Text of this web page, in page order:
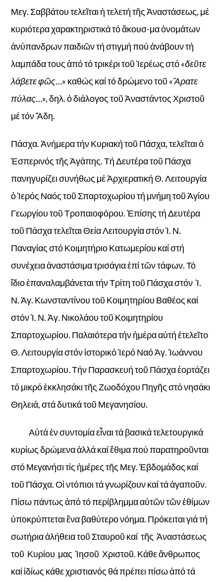
Μεγ. Σαββάτου τελεῖται ἡ τελετή τῆς Ἀναστάσεως, μέ
κυριότερα χαρακτηριστικά τό ἄκουσ-μα ὀνομάτων
ἀνύπανδρων παιδιῶν τή στιγμή πού ἀνάβουν τή
λαμπάδα τους ἀπό τό τρικέρι τοῦ Ἱερέως στό «δεῦτε
λάβετε φῶς…» καθώς καί τό δρώμενο τοῦ «Ἅρατε
πύλας…», δηλ. ὁ διάλογος τοῦ Ἀναστάντος Χριστοῦ
μέ τόν Ἄδη.
Πάσχα. Ἀνήμερα τήν Κυριακή τοῦ Πάσχα, τελεῖται ὁ
Ἐσπερινός τῆς Ἀγάπης. Τή Δευτέρα τοῦ Πάσχα
πανηγυρίζει συνήθως μέ Ἀρχιερατική Θ. Λειτουργία
ὁ Ἱερός Ναός τοῦ Σπαρτοχωρίου τή μνήμη τοῦ Ἁγίου
Γεωργίου τοῦ Τροπαιοφόρου. Ἐπίσης τή Δευτέρα
τοῦ Πάσχα τελεῖται Θεία Λειτουργία στόν Ἱ. Ν.
Παναγίας στό Κοιμητήριο Κατωμερίου καί στή
συνέχεια ἀναστάσιμα τρισάγια ἐπί τῶν τάφων. Τό
ἴδιο ἐπαναλαμβάνεται τήν Τρίτη τοῦ Πάσχα στόν Ἱ.
Ν. Ἁγ. Κωνσταντίνου τοῦ Κοιμητηρίου Βαθέος καί
στόν Ἱ. Ν. Ἁγ. Νικολάου τοῦ Κοιμητηρίου
Σπαρτοχωρίου. Παλαιότερα τήν ἡμέρα αὐτή ἐτελεῖτο
Θ. Λειτουργία στόν ἰστορικό Ἱερό Ναό Ἁγ. Ἰωάννου
Σπαρτοχωρίου. Τήν Παρασκευή τοῦ Πάσχα ἑορτάζει
τό μικρό ἐκκλησάκι τῆς Ζωοδόχου Πηγῆς στό νησάκι
Θηλειά, στά δυτικά τοῦ Μεγανησίου.
Αὐτά ἐν συντομία εἶναι τά βασικά τελετουργικά
κυρίως δρώμενα ἀλλά καί ἔθιμα πού παρατηροῦνται
στό Μεγανήσι τίς ἡμέρες τῆς Μεγ. Ἐβδομάδος καί
τοῦ Πάσχα. Οἱ ντόπιοι τά γνωρίζουν καί τά ἀγαποῦν.
Πίσω πάντως ἀπό τό περίβλημμα αὐτῶν τῶν ἐθίμων
ὑποκρύπτεται ἕνα βαθύτερο νόημα. Πρόκειται γιά τή
σωτήρια ἀλήθεια τοῦ Σταυροῦ καί τῆς Ἀναστάσεως
τοῦ Κυρίου μας Ἰησοῦ Χριστοῦ. Κάθε ἄνθρωπος
καί ἰδίως κάθε χριστιανός θά πρέπει πίσω ἀπό τά